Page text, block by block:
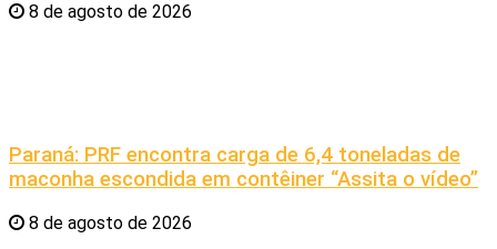
8 de agosto de 2026
Paraná: PRF encontra carga de 6,4 toneladas de
maconha escondida em contêiner “Assita o vídeo”
8 de agosto de 2026